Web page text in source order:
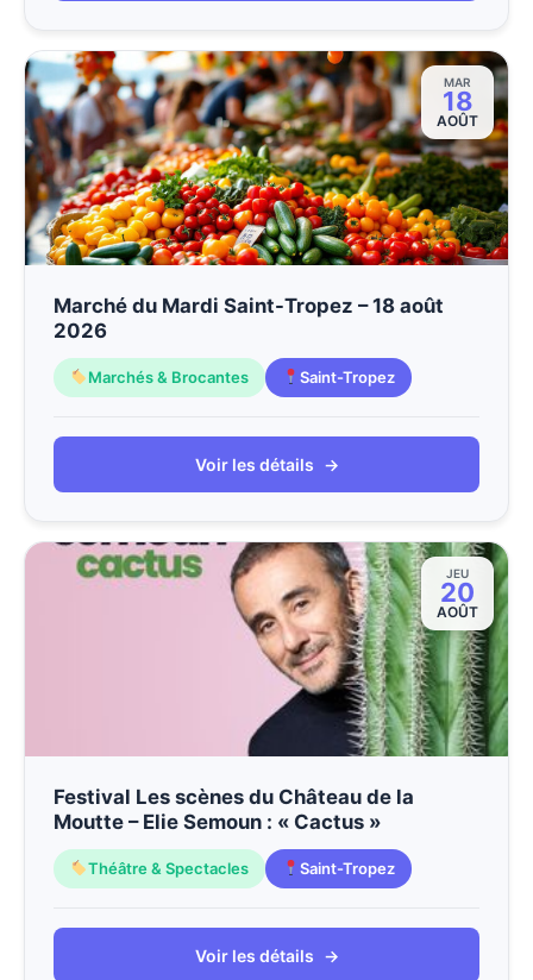
MAR
18
AOÛT
Marché du Mardi Saint-Tropez – 18 août
2026
Marchés & Brocantes Saint-Tropez
Voir les détails →
JEU
20
AOÛT
Festival Les scènes du Château de la
Moutte – Elie Semoun : « Cactus »
Théâtre & Spectacles Saint-Tropez
Voir les détails →